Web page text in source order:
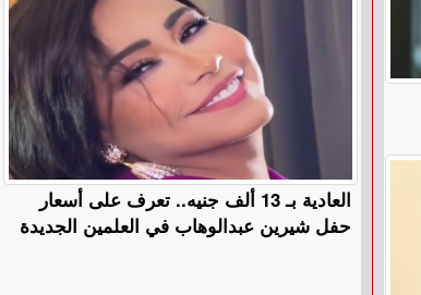
العادية بـ 13 ألف جنيه.. تعرف على أسعار
حفل شيرين عبدالوهاب في العلمين الجديدة